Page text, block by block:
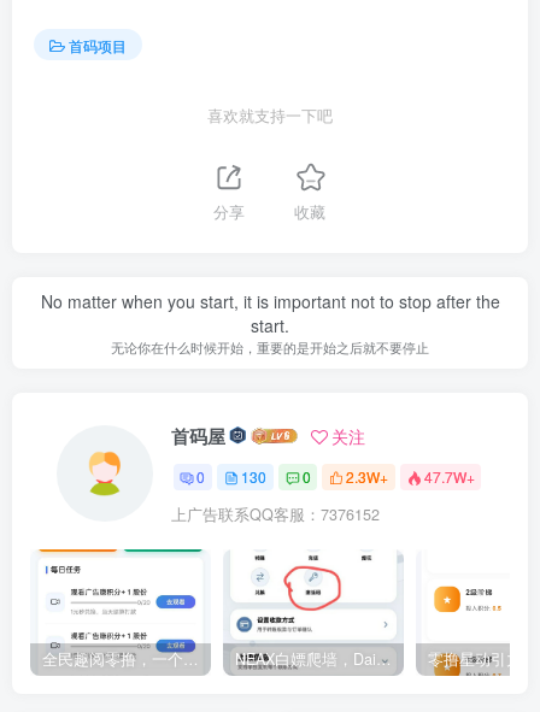
首码项目
喜欢就支持一下吧
分享 收藏
No matter when you start, it is important not to stop after the
start.
无论你在什么时候开始，重要的是开始之后就不要停止
首码屋 关注
0 130 0 2.3W+ 47.7W+
上广告联系QQ客服：7376152
全民趣阅零撸，一个平台12种赚米方式 NEAX白嫖爬墙，Daily升级版，（直送5等级）